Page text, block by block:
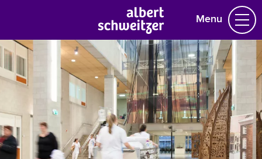
Menu
Homepage
Praktische informatie
Specialismen
Werken en leren
Medewerkers
Contact